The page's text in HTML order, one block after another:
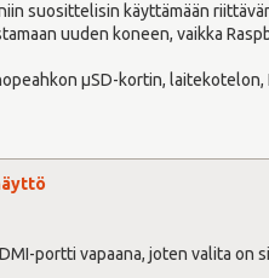
suosittelisin käyttämään
uuden koneen, vaikka
µSD-kortin,
portti vapaana, joten valita on